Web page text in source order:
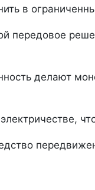
в
передовое
делают